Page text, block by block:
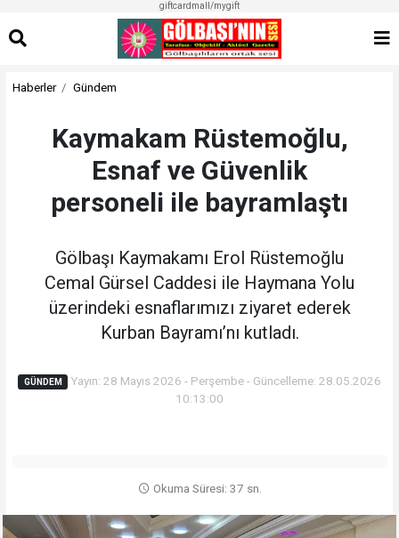
giftcardmall/mygift
Haberler Gündem
Kaymakam Rüstemoğlu,
Esnaf ve Güvenlik
personeli ile bayramlaştı
Gölbaşı Kaymakamı Erol Rüstemoğlu
Cemal Gürsel Caddesi ile Haymana Yolu
üzerindeki esnaflarımızı ziyaret ederek
Kurban Bayramı’nı kutladı.
GÜNDEM
Yayın: 28 Mayıs 2026 - Perşembe - Güncelleme: 28.05.2026
10:13:00
Okuma Süresi: 37 sn.